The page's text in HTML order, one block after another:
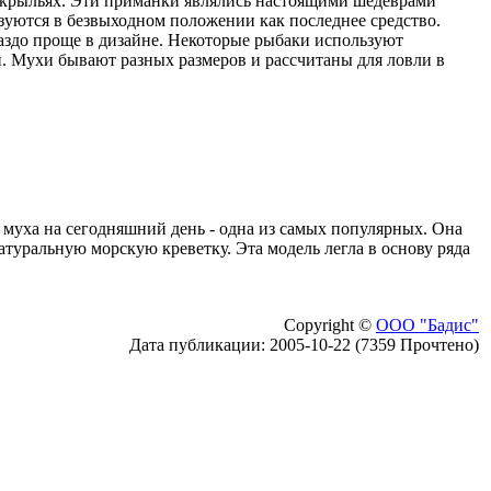
в безвыходном положении как последнее средство.
проще в дизайне. Некоторые рыбаки используют
Мухи бывают разных размеров и рассчитаны для ловли в
на сегодняшний день - одна из самых популярных. Она
морскую креветку. Эта модель легла в основу ряда
Copyright © ООО "Бадис"
Дата публикации: 2005-10-22 (7359 Прочтено)